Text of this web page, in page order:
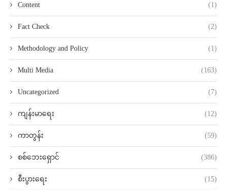
Content (1)
Fact Check (2)
Methodology and Policy (1)
Multi Media (163)
Uncategorized (7)
ကျန်းမာရေး (12)
ကာတွန်း (59)
စစ်ဘေးရှောင် (386)
စီးပွားရေး (15)